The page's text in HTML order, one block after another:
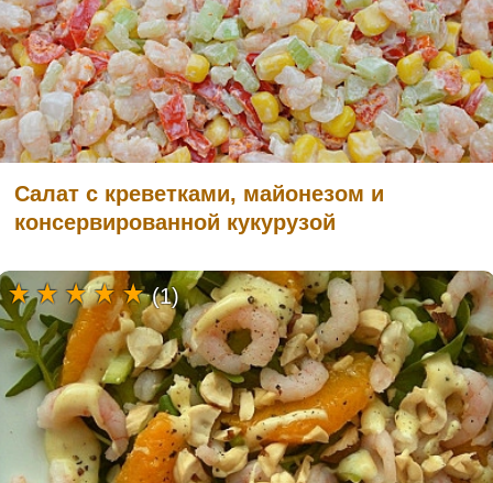
Салат с креветками, майонезом и
консервированной кукурузой
(1)